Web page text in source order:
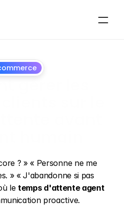
? » « Personne ne me
» « J'abandonne si pas
le temps d'attente agent
proactive.